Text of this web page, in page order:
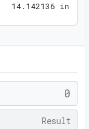
14. 142136 in